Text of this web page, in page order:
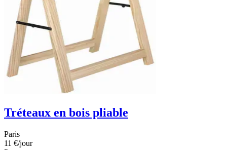
Tréteaux en bois pliable
Paris
11 €/jour